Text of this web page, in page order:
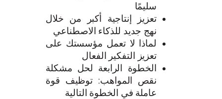
سليمًا
تعزيز إنتاجية أكبر من خلال
نهج جديد للذكاء الاصطناعي
لماذا لا تعمل مؤسستك على
تعزيز التفكير الفعال
الخطوة الرابعة لحل مشكلة
نقص المواهب: توظيف قوة
عاملة في الخطوة التالية